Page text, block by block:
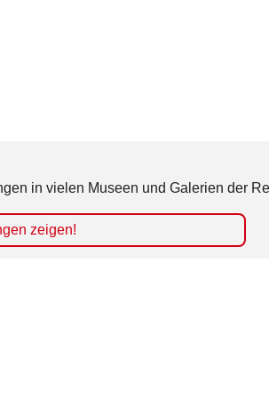
in vielen Museen und Galerien der
zeigen!